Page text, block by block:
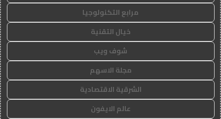
مرابع التكنولوجيا
خيال التقنية
شوف ويب
مجلة الاسهم
الشرقية الاقتصادية
عالم الايفون